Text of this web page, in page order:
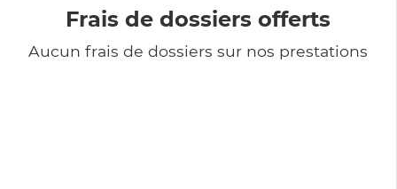
Frais de dossiers offerts
Aucun frais de dossiers sur nos prestations